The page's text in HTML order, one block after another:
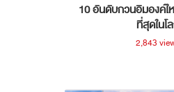
10 อันดับกวนอิมองค์ใ
ที่สุดในโ
2,843